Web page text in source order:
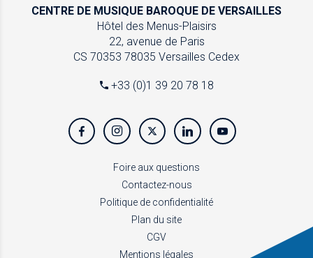
CENTRE DE MUSIQUE BAROQUE DE VERSAILLES
Hôtel des Menus-Plaisirs
22, avenue de Paris
CS 70353 78035 Versailles Cedex
+33 (0)1 39 20 78 18
Foire aux questions
Contactez-nous
Politique de confidentialité
Plan du site
CGV
Mentions légales